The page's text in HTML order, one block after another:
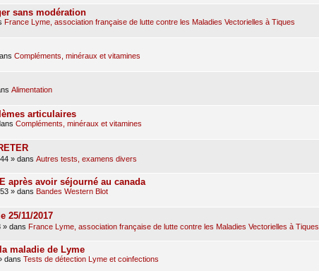
sans modération
France Lyme, association française de lutte contre les Maladies Vectorielles à Tiques
Compléments, minéraux et vitamines
Alimentation
articulaires
Compléments, minéraux et vitamines
» dans Autres tests, examens divers
après avoir séjourné au canada
» dans Bandes Western Blot
25/11/2017
» dans France Lyme, association française de lutte contre les Maladies Vectorielles à Tiques
maladie de Lyme
dans Tests de détection Lyme et coinfections